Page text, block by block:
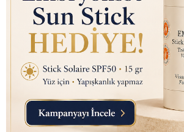
Nutraxin D3K2 (Kemik ve
Bağışıklık Desteği) Gıda
Takviyesi Sprey (207 Puf)
30ml
₺ 450.00 ₺ 145.10